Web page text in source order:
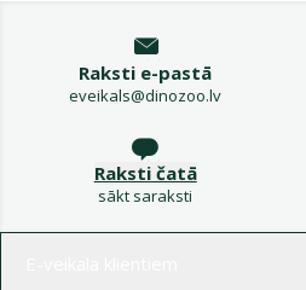
Raksti e-pastā
eveikals@dinozoo.lv
Raksti čatā
sākt saraksti